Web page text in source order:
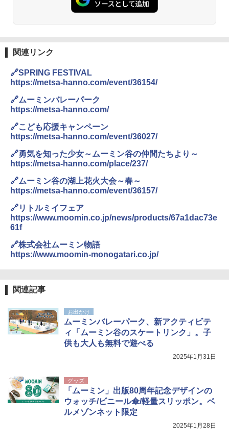
関連リンク
🔗SPRING FESTIVAL
https://metsa-hanno.com/event/36154/
🔗ムーミンバレーパーク
https://metsa-hanno.com/
🔗こども応援キャンペーン
https://metsa-hanno.com/event/36027/
🔗勇気を知った少女～ムーミン谷の仲間たちより～
https://metsa-hanno.com/place/237/
🔗ムーミン谷の湖上花火大会～春～
https://metsa-hanno.com/event/36157/
🔗リトルミイフェア
https://www.moomin.co.jp/news/products/67a1dac73e
61f
🔗株式会社ムーミン物語
https://www.moomin-monogatari.co.jp/
関連記事
お出かけ
ムーミンバレーパーク、新アクティビテ
ィ「ムーミン谷のスケートリンク」。子
供も大人も無料で遊べる
2025年1月31日
グッズ
「ムーミン」出版80周年記念デザインの
ウォッチ/ビニール傘/軽量スリッポン。ベ
ルメゾンネット限定
2025年1月28日